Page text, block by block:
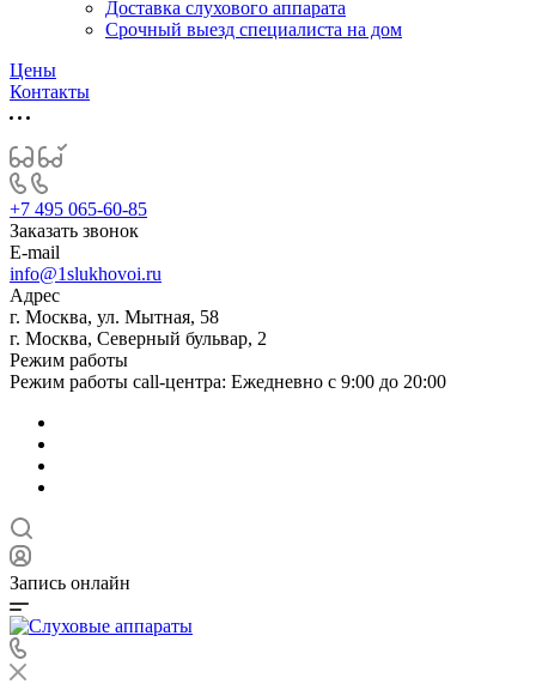
Доставка слухового аппарата
Срочный выезд специалиста на дом
Цены
Контакты
+7 495 065-60-85
Заказать звонок
E-mail
info@1slukhovoi.ru
Адрес
г. Москва, ул. Мытная, 58
г. Москва, Северный бульвар, 2
Режим работы
Режим работы call-центра: Ежедневно с 9:00 до 20:00
Запись онлайн